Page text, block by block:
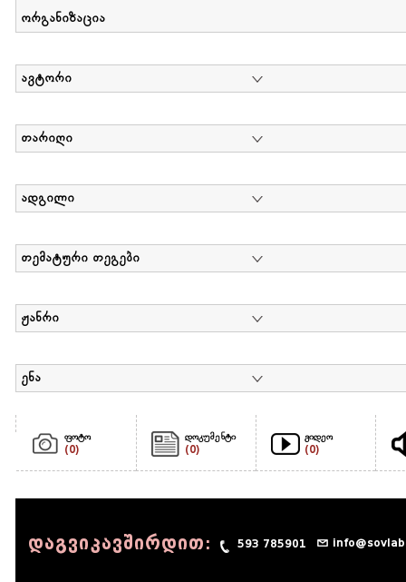
ორგანიზაცია
ავტორი
თარიღი
ადგილი
თემატური თეგები
ჟანრი
ენა
ფოტო
(0)
დოკუმენტი
(0)
ვიდეო
(0)
დაგვიკავშირდით: 593 785901